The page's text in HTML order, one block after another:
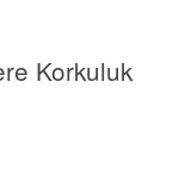
Korkuluk